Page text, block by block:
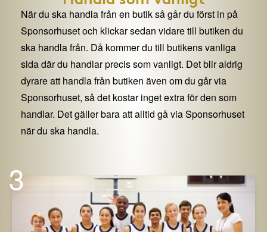
När du ska handla från en butik så går du först in på
Sponsorhuset och klickar sedan vidare till butiken du
ska handla från. Då kommer du till butikens vanliga
sida där du handlar precis som vanligt. Det blir aldrig
dyrare att handla från butiken även om du går via
Sponsorhuset, så det kostar inget extra för den som
handlar. Det gäller bara att alltid gå via Sponsorhuset
när du ska handla.
3